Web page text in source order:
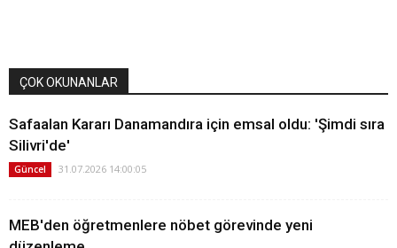
ÇOK OKUNANLAR
Safaalan Kararı Danamandıra için emsal oldu: 'Şimdi sıra
Silivri'de'
Güncel 31.07.2026 14:00:05
MEB'den öğretmenlere nöbet görevinde yeni